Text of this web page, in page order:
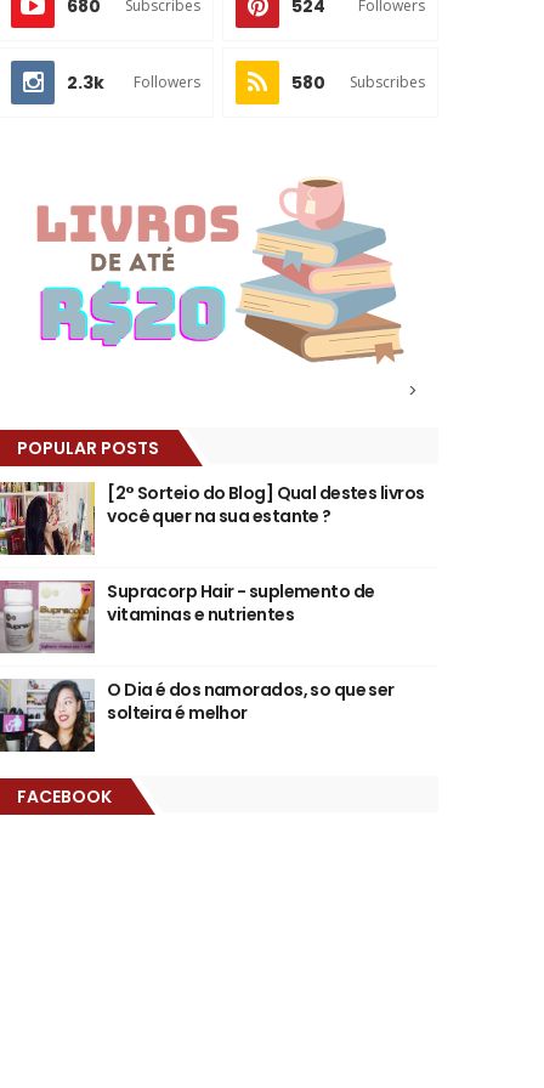
680 Subscribes 524 Followers
2.3k Followers 580 Subscribes
>
POPULAR POSTS
[2° Sorteio do Blog] Qual destes livros
você quer na sua estante ?
Supracorp Hair - suplemento de
vitaminas e nutrientes
O Dia é dos namorados, so que ser
solteira é melhor
FACEBOOK